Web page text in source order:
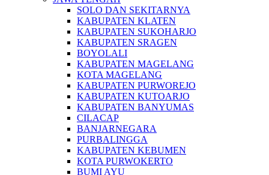
SOLO DAN SEKITARNYA
KABUPATEN KLATEN
KABUPATEN SUKOHARJO
KABUPATEN SRAGEN
BOYOLALI
KABUPATEN MAGELANG
KOTA MAGELANG
KABUPATEN PURWOREJO
KABUPATEN KUTOARJO
KABUPATEN BANYUMAS
CILACAP
BANJARNEGARA
PURBALINGGA
KABUPATEN KEBUMEN
KOTA PURWOKERTO
BUMI AYU